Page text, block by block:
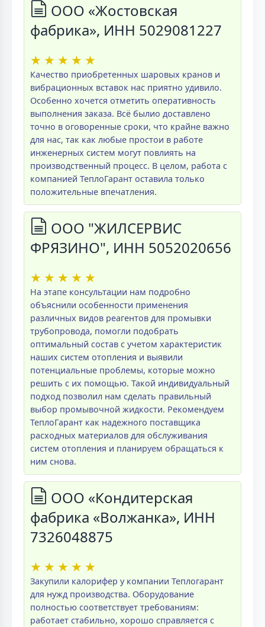
ООО «Жостовская
фабрика», ИНН 5029081227
★ ★ ★ ★ ★
Качество приобретенных шаровых кранов и
вибрационных вставок нас приятно удивило.
Особенно хочется отметить оперативность
выполнения заказа. Всё былио доставлено
точно в оговоренные сроки, что крайне важно
для нас, так как любые простои в работе
инженерных систем могут повлиять на
производственный процесс. В целом, работа с
компанией ТеплоГарант оставила только
положительные впечатления.
ООО "ЖИЛСЕРВИС
ФРЯЗИНО", ИНН 5052020656
★ ★ ★ ★ ★
На этапе консультации нам подробно
объяснили особенности применения
различных видов реагентов для промывки
трубопровода, помогли подобрать
оптимальный состав с учетом характеристик
наших систем отопления и выявили
потенциальные проблемы, которые можно
решить с их помощью. Такой индивидуальный
подход позволил нам сделать правильный
выбор промывочной жидкости. Рекомендуем
ТеплоГарант как надежного поставщика
расходных материалов для обслуживания
систем отопления и планируем обращаться к
ним снова.
ООО «Кондитерская
фабрика «Волжанка», ИНН
7326048875
★ ★ ★ ★ ★
Закупили калорифер у компании Теплогарант
для нужд производства. Оборудование
полностью соответствует требованиям:
работает стабильно, хорошо справляется с